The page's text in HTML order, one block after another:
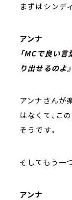
まずはシンデ
アンナ
「MCで良い
り出せるのよ』
アンナさんが
はなくて、こ
そうです。
そしてもう一
アンナ